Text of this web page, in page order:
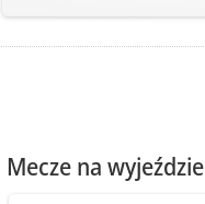
Mecze na wyjeździe